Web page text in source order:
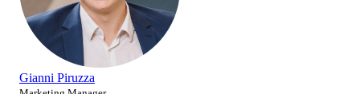
Gianni Piruzza